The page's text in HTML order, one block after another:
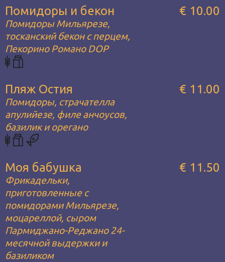
Помидоры и бекон
Помидоры Мильярезе,
тосканский бекон с перцем,
Пекорино Романо DOP
€ 10.00
Пляж Остия
Помидоры, страчателла
апулийезе, филе анчоусов,
базилик и орегано
€ 11.00
Моя бабушка
Фрикадельки,
приготовленные с
помидорами Мильярезе,
моцареллой, сыром
Пармиджано-Реджано 24-
месячной выдержки и
базиликом
€ 11.50